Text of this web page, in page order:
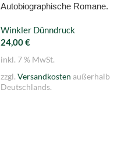
Autobiographische Romane.
Winkler Dünndruck
24,00€
inkl. 7 % MwSt.
zzgl. Versandkosten außerhalb
Deutschlands.